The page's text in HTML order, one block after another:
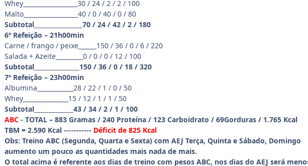
Whey__________________30 / 24 / 2 / 2 / 100
Malto__________________40 / 0 / 40 / 0 / 80
Subtotal________________70 / 24 / 42 / 2 / 180
6º Refeição – 21h00min
Carne / frango / peixe______150 / 36 / 0 / 6 / 220
Salada + Azeite_________0 / 0 / 0 / 12 / 100
Subtotal_______________150 / 36 / 0 / 18 / 320
7º Refeição – 23h00min
Albumina____________28 / 22 / 1 / 0 / 50
Whey_______________15 / 12 / 1 / 1 / 50
Subtotal_____________43 / 34 / 2 / 1 / 100
ABC - TOTAL – 883 Gramas / 240 Proteína / 123 Carboidrato / 69Gorduras / 1.765 Kcal
TBM = 2.590 Kcal ----------- Déficit de 825 Kcal
Obs: Treino ABC (Segunda, Quarta e Sexta) com AEJ Terça, Quinta e Sábado, Domingo
aumento um pouco as quantidades mais nada de mais.
O total acima é referente aos dias de treino com pesos ABC, nos dias do AEJ será